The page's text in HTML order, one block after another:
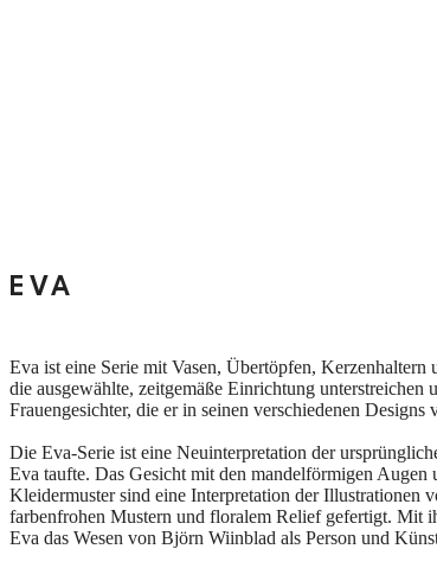
EVA
Eva ist eine Serie mit Vasen, Übertöpfen,
die ausgewählte, zeitgemäße Einrichtung
Frauengesichter, die er in seinen verschiedenen
Die Eva-Serie ist eine Neuinterpretation der
Eva taufte. Das Gesicht mit den mandelförmigen
Kleidermuster sind eine Interpretation der Illustrationen
farbenfrohen Mustern und floralem Relief gefertigt. Mit
Eva das Wesen von Björn Wiinblad als Person und